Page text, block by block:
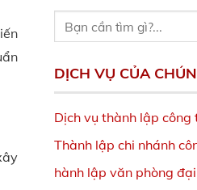
DỊCH VỤ CỦA
Dịch vụ thành lập công
Thành lập chi nhánh
hành lập văn phòng